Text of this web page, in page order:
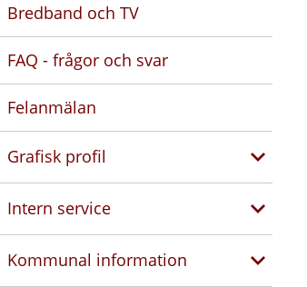
Bredband och TV
FAQ - frågor och svar
Felanmälan
Grafisk profil
Intern service
Kommunal information